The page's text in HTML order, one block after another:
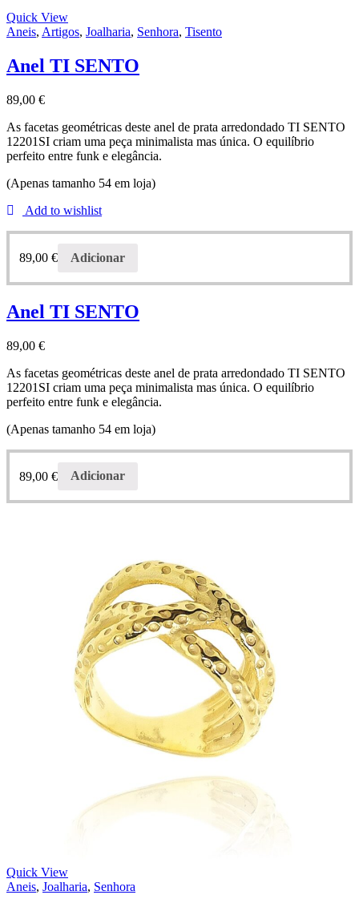
Quick View
Aneis, Artigos, Joalharia, Senhora, Tisento
Anel TI SENTO
89,00 €
As facetas geométricas deste anel de prata arredondado TI SENTO
12201SI criam uma peça minimalista mas única. O equilíbrio
perfeito entre funk e elegância.
(Apenas tamanho 54 em loja)
Add to wishlist
89,00 € Adicionar
Anel TI SENTO
89,00 €
As facetas geométricas deste anel de prata arredondado TI SENTO
12201SI criam uma peça minimalista mas única. O equilíbrio
perfeito entre funk e elegância.
(Apenas tamanho 54 em loja)
89,00 € Adicionar
Quick View
Aneis, Joalharia, Senhora